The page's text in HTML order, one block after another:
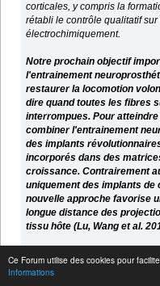
Ce Forum utilise des cookies pour
Informations
corticales, y compris la
rétabli le contrôle qualitatif
électrochimiquement.
Notre prochain objectif
l'entrainement
restaurer la locomotion
dire quand toutes les fibres
interrompues. Pour
combiner l'entrainement
des implants
incorporés dans des
croissance. Contrairement
uniquement des implants
nouvelle approche favorise
longue distance des
tissu hôte (Lu, Wang et al.
Nous émettons l'hypothèse
neuroréhabilitative et